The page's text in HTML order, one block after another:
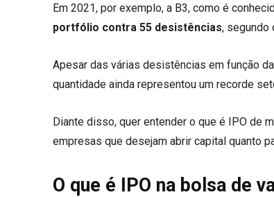
Em 2021, por exemplo, a B3, como é
portfólio contra 55 desistências, segundo
Apesar das várias desistências em função
quantidade ainda representou um recorde
Diante disso, quer entender o que é IPO de
empresas que desejam abrir capital quanto
O que é IPO na bolsa de